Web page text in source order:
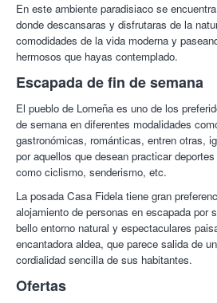
En este ambiente paradisiaco se
donde descansaras y disfrutaras de la
comodidades de la vida moderna y
hermosos que hayas contemplado.
Escapada de fin de semana
El pueblo de Lomeña es uno de los
de semana en diferentes modalidades
gastronómicas, románticas, entren otras,
por aquellos que desean practicar
como ciclismo, senderismo, etc.
La posada Casa Fidela tiene gran
alojamiento de personas en escapada por
bello entorno natural y espectaculares
encantadora aldea, que parece salida de
cordialidad sencilla de sus habitantes.
Ofertas